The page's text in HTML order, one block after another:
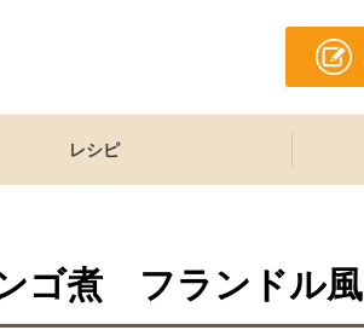
レシピ
ゴ煮 フランドル風